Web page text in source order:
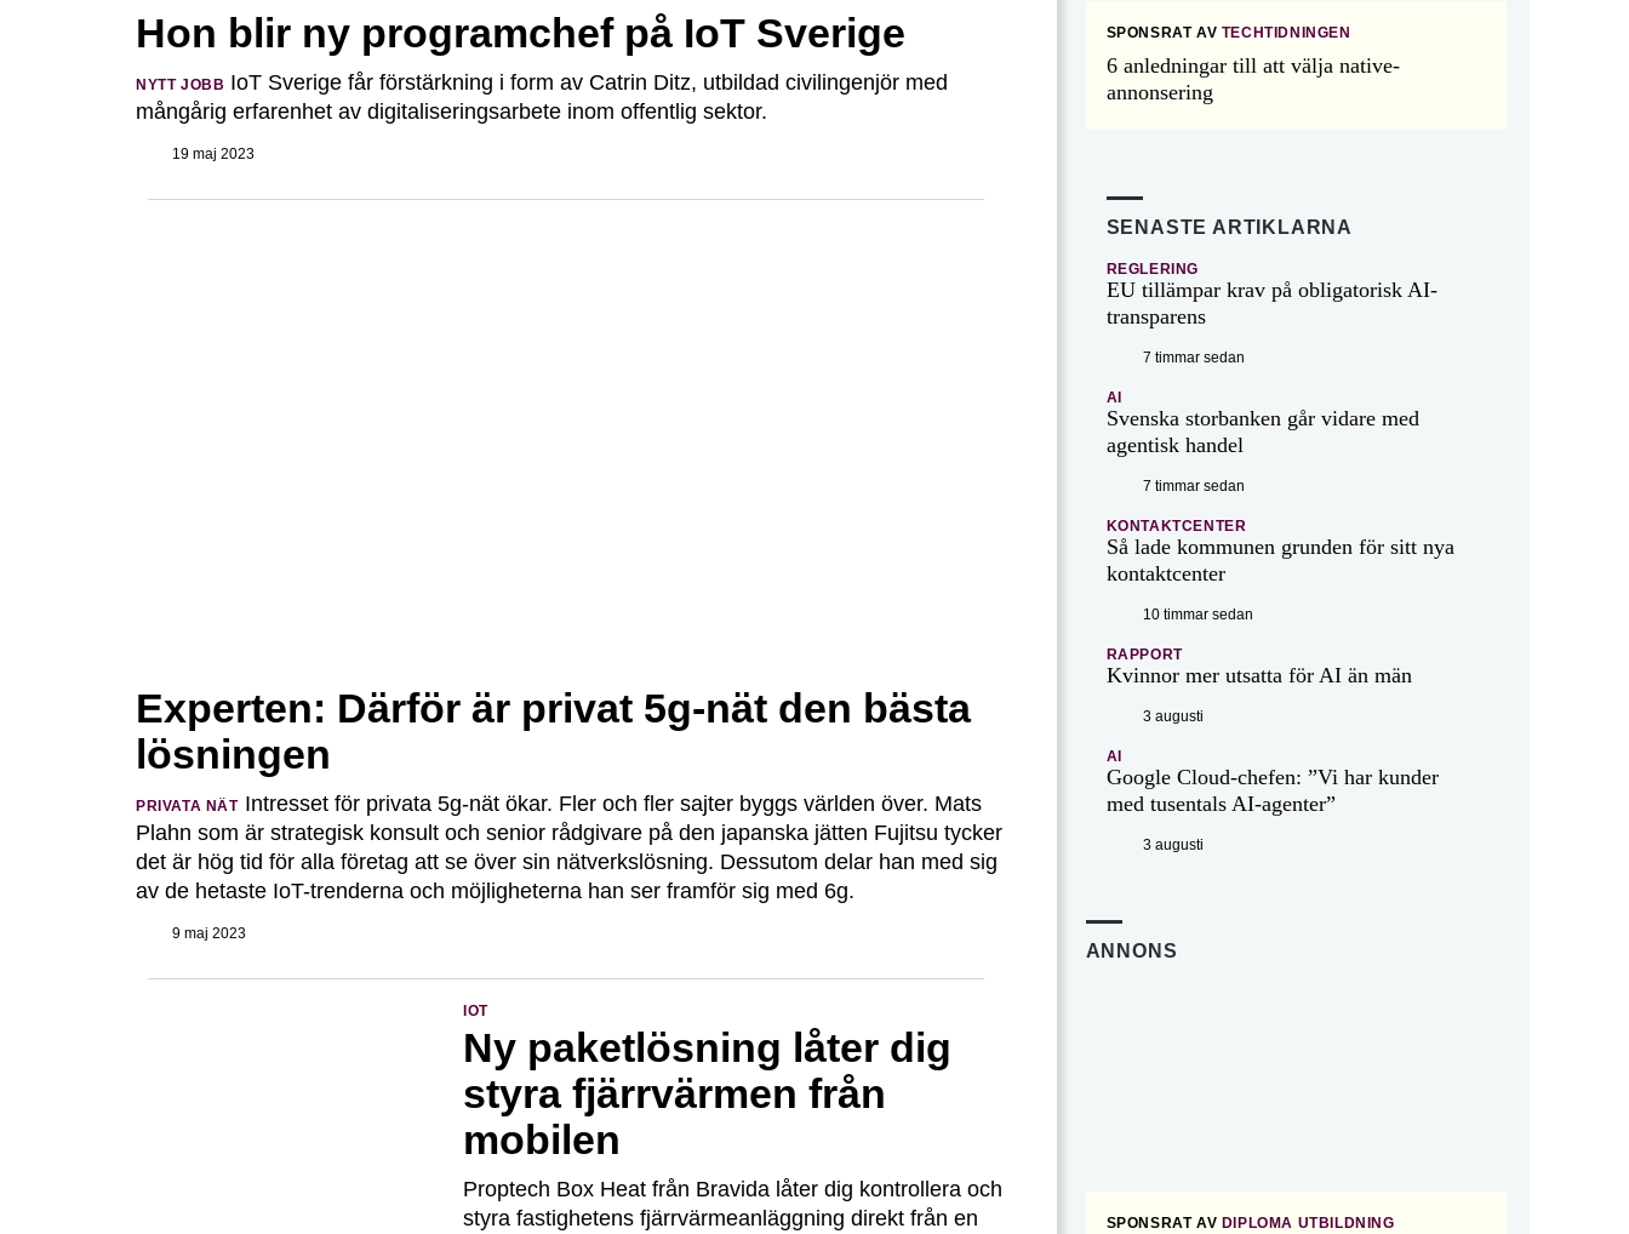
Hon blir ny programchef på IoT Sverige
NYTT JOBB IoT Sverige får förstärkning i form av Catrin Ditz, utbildad civilingenjör med
mångårig erfarenhet av digitaliseringsarbete inom offentlig sektor.
19 maj 2023
Experten: Därför är privat 5g-nät den bästa
lösningen
PRIVATA NÄTIntresset för privata 5g-nät ökar. Fler och fler sajter byggs världen över. Mats
Plahn som är strategisk konsult och senior rådgivare på den japanska jätten Fujitsu tycker
det är hög tid för alla företag att se över sin nätverkslösning. Dessutom delar han med sig
av de hetaste IoT-trenderna och möjligheterna han ser framför sig med 6g.
9 maj 2023
IOT
Ny paketlösning låter dig
styra fjärrvärmen från
mobilen
Proptech Box Heat från Bravida låter dig kontrollera och
styra fastighetens fjärrvärmeanläggning direkt från en
SPONSRAT AV TECHTIDNINGEN
6 anledningar till att välja native-
annonsering
SENASTE ARTIKLARNA
REGLERING
EU tillämpar krav på obligatorisk AI-
transparens
7 timmar sedan
AI
Svenska storbanken går vidare med
agentisk handel
7 timmar sedan
KONTAKTCENTER
Så lade kommunen grunden för sitt nya
kontaktcenter
10 timmar sedan
RAPPORT
Kvinnor mer utsatta för AI än män
3 augusti
AI
Google Cloud-chefen: ”Vi har kunder
med tusentals AI-agenter”
3 augusti
ANNONS
SPONSRAT AV DIPLOMA UTBILDNING